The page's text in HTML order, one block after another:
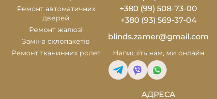
Ремонт автоматичних
дверей
Ремонт жалюзі
Заміна склопакетів
Ремонт тканинних ролет
+380 (99) 508-73-00
+380 (93) 569-37-04
blinds.zamer@gmail.com
Напишіть нам, ми онлайн
АДРЕСА